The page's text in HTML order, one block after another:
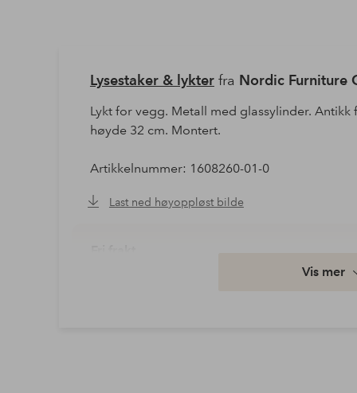
Lysestaker & lykterfra Nordic Furniture
Lykt for vegg. Metall med glassylinder.
høyde 32 cm. Montert.
Artikkelnummer: 1608260-01-0
Last ned høyoppløst bilde
Vis mer